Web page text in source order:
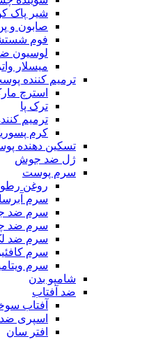
شیر پاک
صابون و
فوم
لوسیون
میسلار واتر
ترمیم کننده
استرچ
ترک پا
ترمیم
کرم
تسکین دهنده
ژل ضد جوش
سرم پوست
روغن
سرم
سرم ضد
سرم ضد
سرم ضد
سرم
سرم
شامپو بدن
ضد آفتاب
آفتاب
اسپری ضد
افتر سان